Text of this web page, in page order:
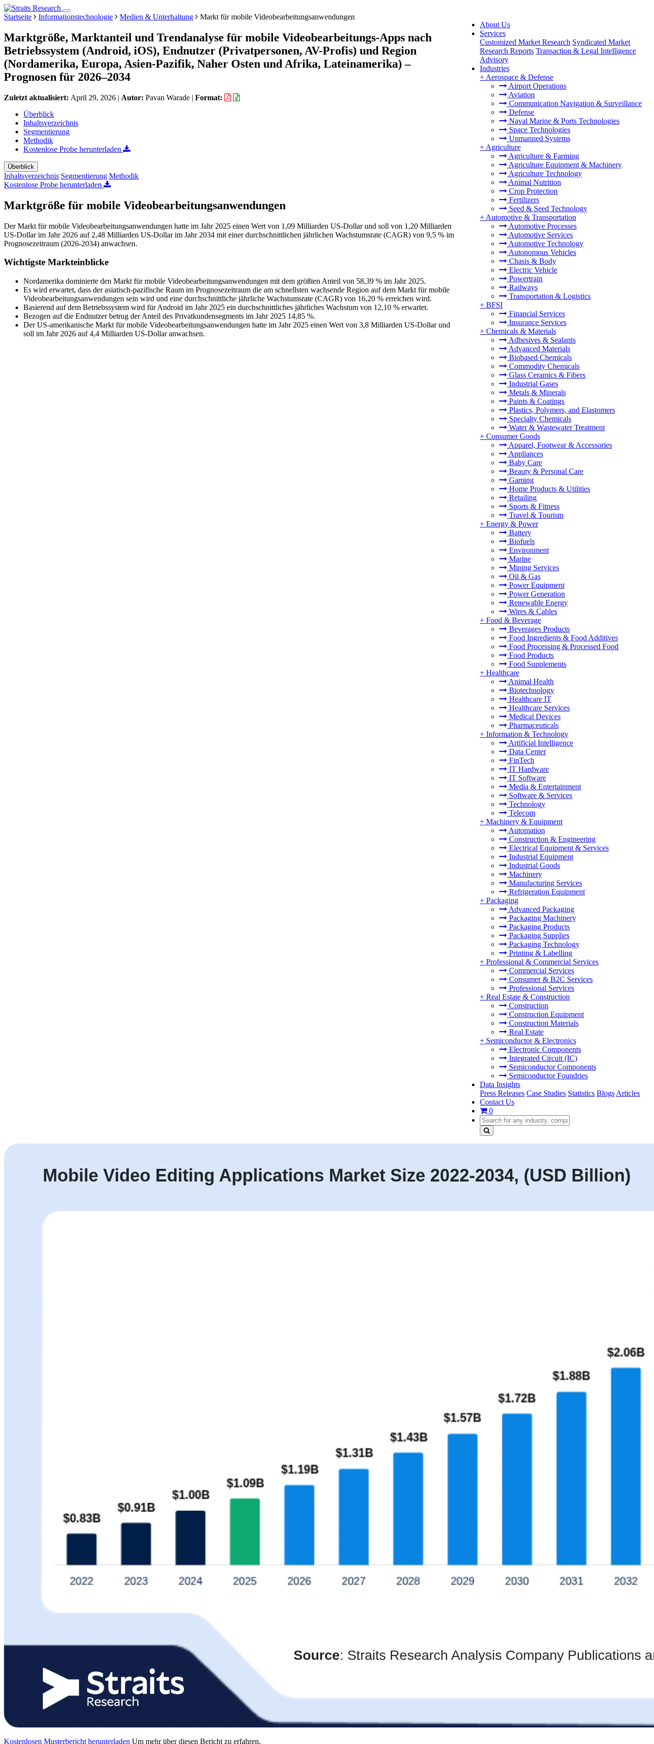
About Us
Services
Customized Market Research Syndicated Market
Research Reports Transaction & Legal Intelligence
Advisory
Industries
+ Aerospace & Defense
Airport Operations
Aviation
Communication Navigation & Surveillance
Defense
Naval Marine & Ports Technologies
Space Technologies
Unmanned Systems
+ Agriculture
Agriculture & Farming
Agriculture Equipment & Machinery
Agriculture Technology
Animal Nutrition
Crop Protection
Fertilizers
Seed & Seed Technology
+ Automotive & Transportation
Automotive Processes
Automotive Services
Automotive Technology
Autonomous Vehicles
Chasis & Body
Electric Vehicle
Powertrain
Railways
Transportation & Logistics
+ BFSI
Financial Services
Insurance Services
+ Chemicals & Materials
Adhesives & Sealants
Advanced Materials
Biobased Chemicals
Commodity Chemicals
Glass Ceramics & Fibers
Industrial Gases
Metals & Minerals
Paints & Coatings
Plastics, Polymers, and Elastomers
Specialty Chemicals
Water & Wastewater Treatment
+ Consumer Goods
Apparel, Footwear & Accessories
Appliances
Baby Care
Beauty & Personal Care
Gaming
Home Products & Utilities
Retailing
Sports & Fitness
Travel & Tourism
+ Energy & Power
Battery
Biofuels
Environment
Marine
Mining Services
Oil & Gas
Power Equipment
Power Generation
Renewable Energy
Wires & Cables
+ Food & Beverage
Beverages Products
Food Ingredients & Food Additives
Food Processing & Processed Food
Food Products
Food Supplements
+ Healthcare
Animal Health
Biotechnology
Healthcare IT
Healthcare Services
Medical Devices
Pharmaceuticals
+ Information & Technology
Artificial Intelligence
Data Center
FinTech
IT Hardware
IT Software
Media & Entertainment
Software & Services
Technology
Telecom
+ Machinery & Equipment
Automation
Construction & Engineering
Electrical Equipment & Services
Industrial Equipment
Industrial Goods
Machinery
Manufacturing Services
Refrigeration Equipment
+ Packaging
Advanced Packaging
Packaging Machinery
Packaging Products
Packaging Supplies
Packaging Technology
Printing & Labelling
+ Professional & Commercial Services
Commercial Services
Consumer & B2C Services
Professional Services
+ Real Estate & Construction
Construction
Construction Equipment
Construction Materials
Real Estate
+ Semiconductor & Electronics
Electronic Components
Integrated Circuit (IC)
Semiconductor Components
Semiconductor Foundries
Data Insights
Press Releases Case Studies Statistics Blogs Articles
Contact Us
0
Startseite Informationstechnologie Medien & Unterhaltung Markt für mobile Videobearbeitungsanwendungen
Marktgröße, Marktanteil und Trendanalyse für mobile Videobearbeitungs-Apps nach
Betriebssystem (Android, iOS), Endnutzer (Privatpersonen, AV-Profis) und Region
(Nordamerika, Europa, Asien-Pazifik, Naher Osten und Afrika, Lateinamerika) –
Prognosen für 2026–2034
Zuletzt aktualisiert: April 29, 2026 | Autor: Pavan Warade | Format:
Überblick
Inhaltsverzeichnis
Segmentierung
Methodik
Kostenlose Probe herunterladen
Überblick
Inhaltsverzeichnis Segmentierung Methodik
Kostenlose Probe herunterladen
Marktgröße für mobile Videobearbeitungsanwendungen
Der Markt für mobile Videobearbeitungsanwendungen hatte im Jahr 2025 einen Wert von 1,09 Milliarden US-Dollar und soll von 1,20 Milliarden
US-Dollar im Jahr 2026 auf 2,48 Milliarden US-Dollar im Jahr 2034 mit einer durchschnittlichen jährlichen Wachstumsrate (CAGR) von 9,5 % im
Prognosezeitraum (2026-2034) anwachsen.
Wichtigste Markteinblicke
Nordamerika dominierte den Markt für mobile Videobearbeitungsanwendungen mit dem größten Anteil von 58,39 % im Jahr 2025.
Es wird erwartet, dass der asiatisch-pazifische Raum im Prognosezeitraum die am schnellsten wachsende Region auf dem Markt für mobile
Videobearbeitungsanwendungen sein wird und eine durchschnittliche jährliche Wachstumsrate (CAGR) von 16,20 % erreichen wird.
Basierend auf dem Betriebssystem wird für Android im Jahr 2025 ein durchschnittliches jährliches Wachstum von 12,10 % erwartet.
Bezogen auf die Endnutzer betrug der Anteil des Privatkundensegments im Jahr 2025 14,85 %.
Der US-amerikanische Markt für mobile Videobearbeitungsanwendungen hatte im Jahr 2025 einen Wert von 3,8 Milliarden US-Dollar und
soll im Jahr 2026 auf 4,4 Milliarden US-Dollar anwachsen.
Kostenlosen Musterbericht herunterladen Um mehr über diesen Bericht zu erfahren,